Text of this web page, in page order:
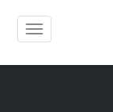
Toggle
navigation